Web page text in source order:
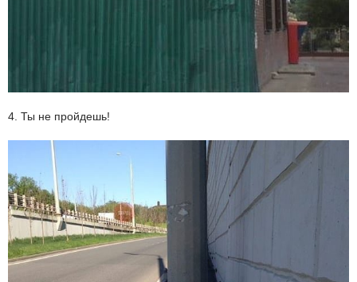
4. Ты не пройдешь!